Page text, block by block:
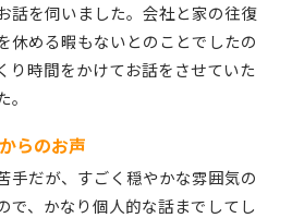
話を伺いました。会社と家の往復
休める暇もないとのことでしたの
り時間をかけてお話をさせていた
らのお声
手だが、すごく穏やかな雰囲気の
で、かなり個人的な話までしてし